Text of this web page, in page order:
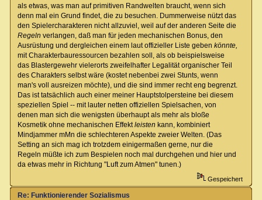
als etwas, was man auf primitiven Randwelten braucht, wenn sich
denn mal ein Grund findet, die zu besuchen. Dummerweise nützt das
den Spielercharakteren nicht allzuviel, weil auf der anderen Seite die
Regeln verlangen, daß man für jeden mechanischen Bonus, den
Ausrüstung und dergleichen einem laut offizieller Liste geben könnte,
mit Charakterbauressourcen bezahlen soll, als ob beispielsweise
das Blastergewehr vielerorts zweifelhafter Legalität organischer Teil
des Charakters selbst wäre (kostet nebenbei zwei Stunts, wenn
man's voll ausreizen möchte), und die sind immer recht eng begrenzt.
Das ist tatsächlich auch einer meiner Hauptstolpersteine bei diesem
speziellen Spiel -- mit lauter netten offiziellen Spielsachen, von
denen man sich die wenigsten überhaupt als mehr als bloße
Kosmetik ohne mechanischen Effektleisten kann, kombiniert
Mindjammer mMn die schlechteren Aspekte zweier Welten. (Das
Setting an sich mag ich trotzdem einigermaßen gerne, nur die
Regeln müßte ich zum Bespielen noch mal durchgehen und hier und
da etwas mehr in Richtung "Luft zum Atmen" tunen.)
Gespeichert
Re: Funktionierender Sozialismus